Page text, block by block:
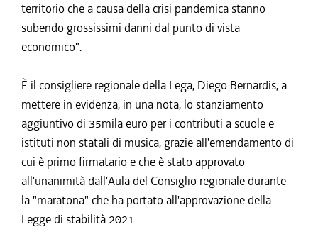
territorio che a causa della crisi pandemica stanno
subendo grossissimi danni dal punto di vista
economico".
È il consigliere regionale della Lega, Diego Bernardis, a
mettere in evidenza, in una nota, lo stanziamento
aggiuntivo di 35mila euro per i contributi a scuole e
istituti non statali di musica, grazie all'emendamento di
cui è primo firmatario e che è stato approvato
all'unanimità dall'Aula del Consiglio regionale durante
la "maratona" che ha portato all'approvazione della
Legge di stabilità 2021.